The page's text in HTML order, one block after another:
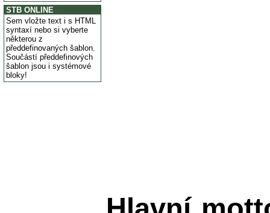
STB ONLINE
Sem vložte text i s HTML
syntaxí nebo si vyberte
některou z
předdefinovaných šablon.
Součástí předdefinových
šablon jsou i systémové
bloky!